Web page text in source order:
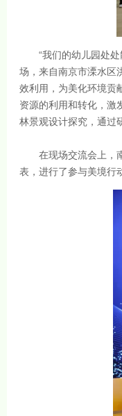
“我们的幼儿园处处
场，来自南京市溧水区
效利用，为美化环境贡
资源的利用和转化，
林景观设计探究，通过
在现场交流会上，南
表，进行了参与美境行